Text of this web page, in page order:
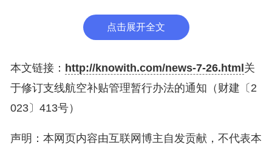
点击展开全文
本文链接： http://knowith.com/news-7-26.html 关
于修订支线航空补贴管理暂行办法的通知（财建〔2
023〕413号）
声明：本网页内容由互联网博主自发贡献，不代表本